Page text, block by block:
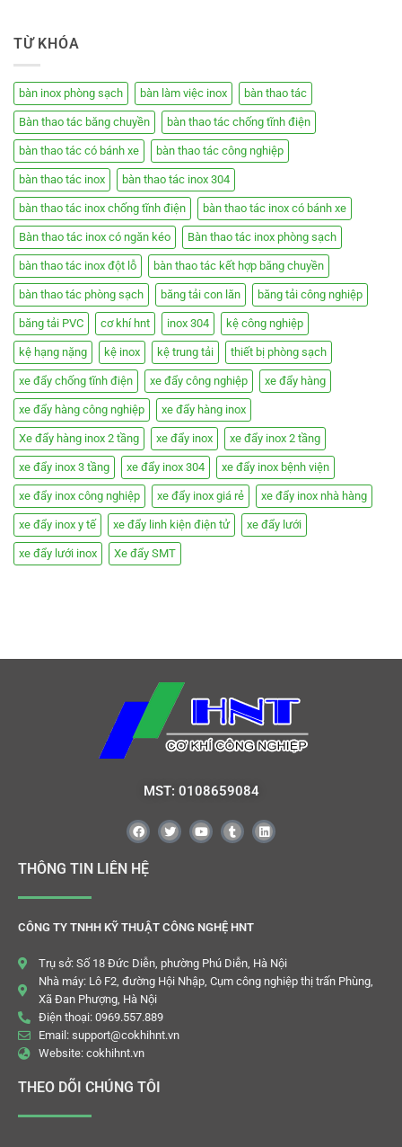
TỪ KHÓA
bàn inox phòng sạch bàn làm việc inox bàn thao tác
Bàn thao tác băng chuyền bàn thao tác chống tĩnh điện
bàn thao tác có bánh xe bàn thao tác công nghiệp
bàn thao tác inox bàn thao tác inox 304
bàn thao tác inox chống tĩnh điện bàn thao tác inox có bánh xe
Bàn thao tác inox có ngăn kéo Bàn thao tác inox phòng sạch
bàn thao tác inox đột lỗ bàn thao tác kết hợp băng chuyền
bàn thao tác phòng sạch băng tải con lăn băng tải công nghiệp
băng tải PVC cơ khí hnt inox 304 kệ công nghiệp
kệ hạng nặng kệ inox kệ trung tải thiết bị phòng sạch
xe đẩy chống tĩnh điện xe đẩy công nghiệp xe đẩy hàng
xe đẩy hàng công nghiệp xe đẩy hàng inox
Xe đẩy hàng inox 2 tầng xe đẩy inox xe đẩy inox 2 tầng
xe đẩy inox 3 tầng xe đẩy inox 304 xe đẩy inox bệnh viện
xe đẩy inox công nghiệp xe đẩy inox giá rẻ xe đẩy inox nhà hàng
xe đẩy inox y tế xe đẩy linh kiện điện tử xe đẩy lưới
xe đẩy lưới inox Xe đẩy SMT
MST: 0108659084
THÔNG TIN LIÊN HỆ
CÔNG TY TNHH KỸ THUẬT CÔNG NGHỆ HNT
Trụ sở: Số 18 Đức Diễn, phường Phú Diễn, Hà Nội
Nhà máy: Lô F2, đường Hội Nhập, Cụm công nghiệp thị trấn Phùng,
Xã Đan Phượng, Hà Nội
Điện thoại: 0969.557.889
Email: support@cokhihnt.vn
Website: cokhihnt.vn
THEO DÕI CHÚNG TÔI